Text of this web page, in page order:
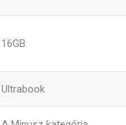
16GB
Ultrabook